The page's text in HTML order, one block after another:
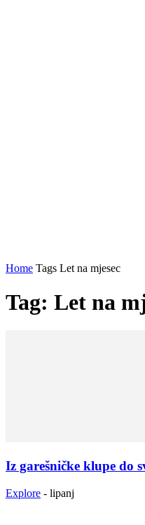
Home Tags Let na mjesec
Tag: Let na
Iz garešničke klupe do
Explore - lipanj